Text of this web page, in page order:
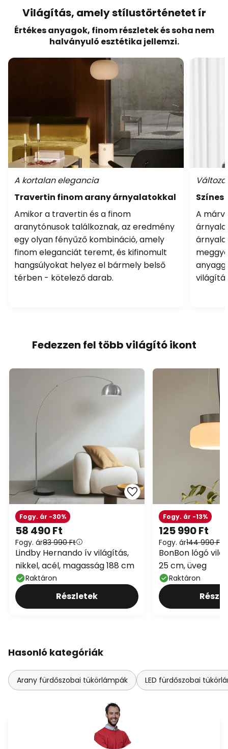
Világítás, amely stílustörténetet ír
Értékes anyagok, finom részletek és soha nem
halványuló esztétika jellemzi.
A kortalan elegancia
Travertin finom arany árnyalatokkal
Amikor a travertin és a finom
aranytónusok találkoznak, az eredmény
egy olyan fényűző kombináció, amely
finom eleganciát teremt, és kifinomult
hangsúlyokat helyez el bármely belső
térben - kötelező darab.
A
Fedezzen fel több világító ikont
58 490 Ft
Fogy. ár83 990 Ft
Fogy. ár -30%
Lindby Hernando ív világítás,
nikkel, acél, magasság 188 cm
Raktáron
Részletek
125 990 Ft
Fogy. ár144 990 Ft
Fogy. ár -13%
BonBon lógó
25 cm, üveg
Raktáron
Hasonló kategóriák
Arany fürdőszobai tükörlámpák LED fürdőszobai